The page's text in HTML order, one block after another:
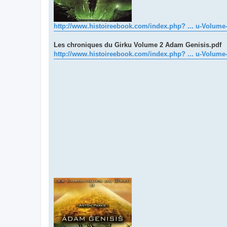
http://www.histoireebook.com/index.php? ... u-
Les chroniques du Girku Volume 2 Adam Genisis.pdf
http://www.histoireebook.com/index.php? ... u-